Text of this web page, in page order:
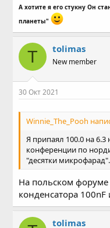
А хотите я его стукну Он
планеты"
T tolimas
New member
30 Окт 2021
Winnie_The_Pooh
Я припаял 100.0 на
конференции по
"десятки микрофарад".
На польском форуме
конденсатора 100nF
tolimas